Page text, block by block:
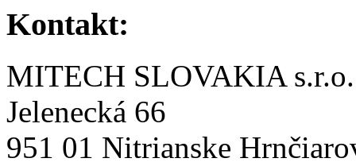
Kontakt:
MITECH SLOVAKIA s.r.o.
Jelenecká 66
951 01 Nitrianske